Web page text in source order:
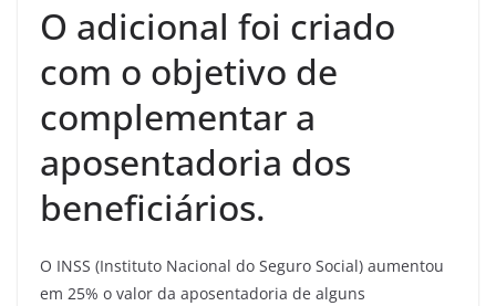
O adicional foi criado
com o objetivo de
complementar a
aposentadoria dos
beneficiários.
O INSS (Instituto Nacional do Seguro Social) aumentou
em 25% o valor da aposentadoria de alguns